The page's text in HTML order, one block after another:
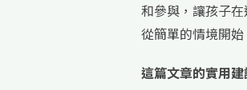
和參與，讓孩子
從簡單的情境開
這篇文章的實用